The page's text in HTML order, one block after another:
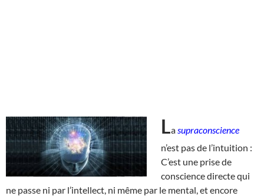
La supraconscience
n’est pas de l’intuition :
C’est une prise de
conscience directe qui
ne passe ni par l’intellect, ni même par le mental, et encore